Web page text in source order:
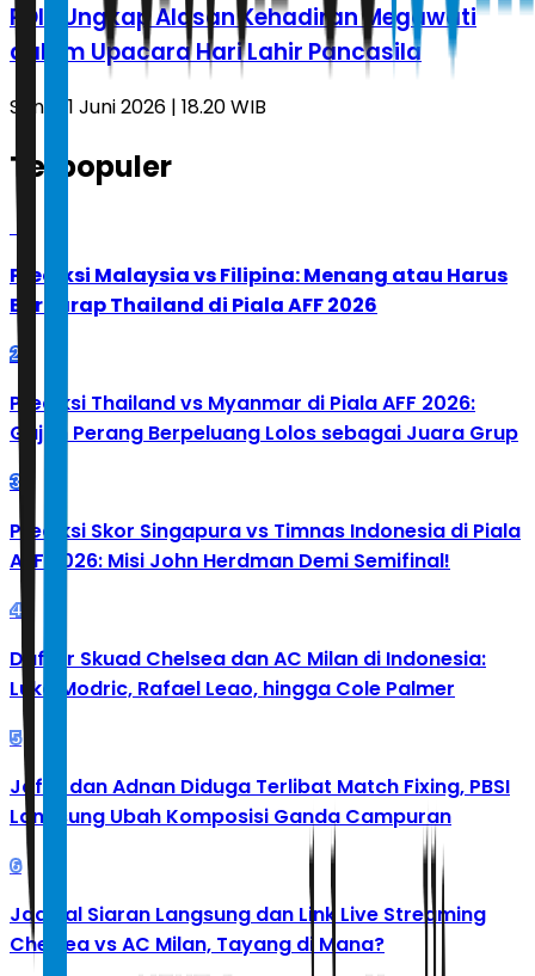
PDIP Ungkap Alasan Kehadiran Megawati
dalam Upacara Hari Lahir Pancasila
Senin, 1 Juni 2026 | 18.20 WIB
Terpopuler
1
Prediksi Malaysia vs Filipina: Menang atau Harus
Berharap Thailand di Piala AFF 2026
2
Prediksi Thailand vs Myanmar di Piala AFF 2026:
Gajah Perang Berpeluang Lolos sebagai Juara Grup
3
Prediksi Skor Singapura vs Timnas Indonesia di Piala
AFF 2026: Misi John Herdman Demi Semifinal!
4
Daftar Skuad Chelsea dan AC Milan di Indonesia:
Luka Modric, Rafael Leao, hingga Cole Palmer
5
Jafar dan Adnan Diduga Terlibat Match Fixing, PBSI
Langsung Ubah Komposisi Ganda Campuran
6
Jadwal Siaran Langsung dan Link Live Streaming
Chelsea vs AC Milan, Tayang di Mana?